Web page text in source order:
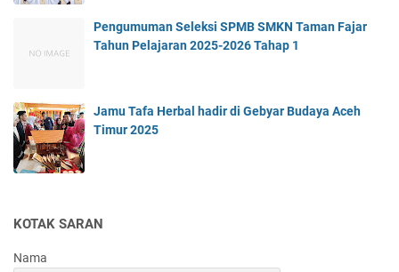
Pengumuman Seleksi SPMB SMKN Taman Fajar
Tahun Pelajaran 2025-2026 Tahap 1
Jamu Tafa Herbal hadir di Gebyar Budaya Aceh
Timur 2025
KOTAK SARAN
Nama